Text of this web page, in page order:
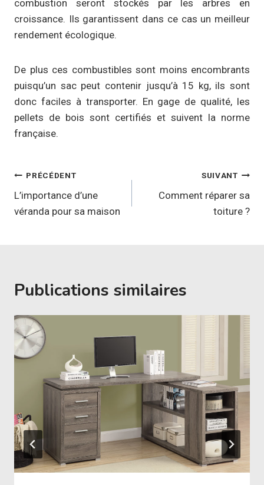
combustion seront stockés par les arbres en
croissance. Ils garantissent dans ce cas un meilleur
rendement écologique.
De plus ces combustibles sont moins encombrants
puisqu’un sac peut contenir jusqu’à 15 kg, ils sont
donc faciles à transporter. En gage de qualité, les
pellets de bois sont certifiés et suivent la norme
française.
Navigation
de
l’article
PRÉCÉDENT
L’importance d’une
véranda pour sa maison
SUIVANT
Comment réparer sa
toiture ?
Publications similaires